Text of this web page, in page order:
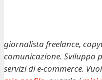
giornalista freelance,
comunicazione. Sviluppo
servizi di e-commerce.